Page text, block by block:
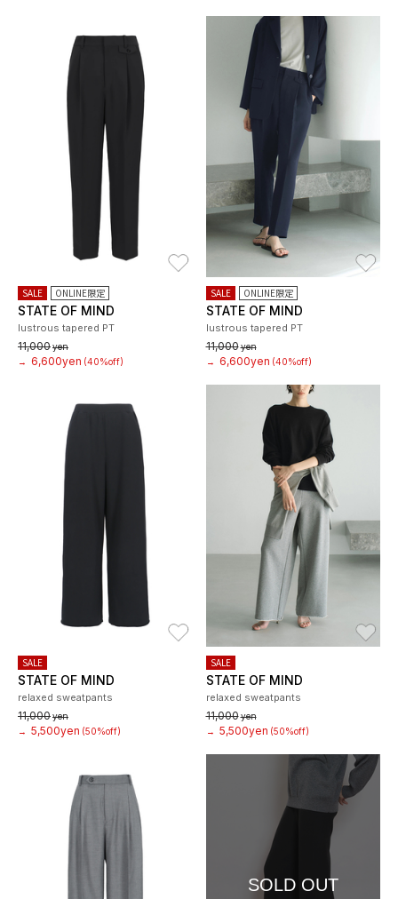
お気に入り
SALE ONLINE限定
STATE OF MIND
lustrous tapered PT
11,000yen
→ 6,600yen (40%off)
SALE ONLINE限定
STATE OF MIND
lustrous tapered PT
11,000yen
→ 6,600yen (40%off)
SALE
STATE OF MIND
relaxed sweatpants
11,000yen
→ 5,500yen (50%off)
SALE
STATE OF MIND
relaxed sweatpants
11,000yen
→ 5,500yen (50%off)
SOLD OUT